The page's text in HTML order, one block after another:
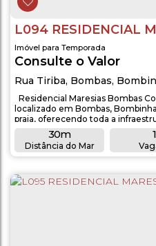
Consulte o Valor
Imóvel para Temporada
Rua Tiriba, Bombas,
1
1
30m
Distância do Mar
Residencial Maresias Bombas
localizado em Bombas,
praia, oferecendo toda a
aproveite suas férias com
localização. Sobre o Residencial O Residencial Maresias,
localizado em Bombas, oferece
dormitórios, totalmente